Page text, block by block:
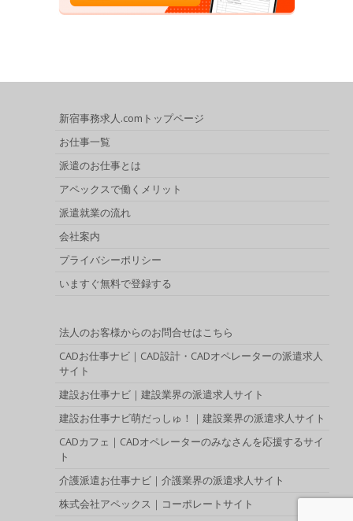
新宿事務求人.comトップページ
お仕事一覧
派遣のお仕事とは
アペックスで働くメリット
派遣就業の流れ
会社案内
プライバシーポリシー
いますぐ無料で登録する
法人のお客様からのお問合せはこちら
CADお仕事ナビ｜CAD設計・CADオペレーターの派遣求人
サイト
建設お仕事ナビ｜建設業界の派遣求人サイト
建設お仕事ナビ萌だっしゅ！｜建設業界の派遣求人サイト
CADカフェ｜CADオペレーターのみなさんを応援するサイ
ト
介護派遣お仕事ナビ｜介護業界の派遣求人サイト
株式会社アペックス｜コーポレートサイト